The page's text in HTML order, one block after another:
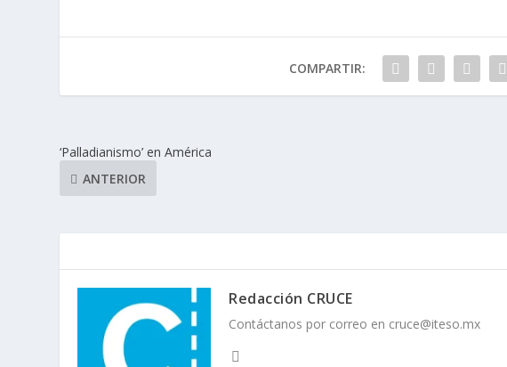
COMPARTIR:
‘Palladianismo’ en América
ANTERIOR
Redacción CRUCE
Contáctanos por correo en cruce@iteso.mx